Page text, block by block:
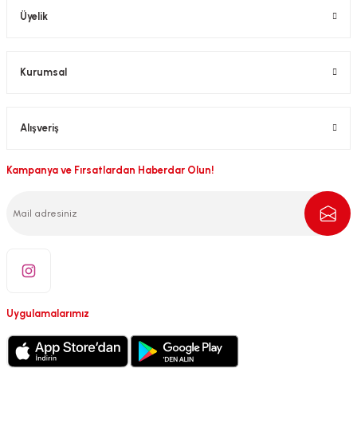
Üyelik
Kurumsal
Alışveriş
Kampanya ve Fırsatlardan Haberdar Olun!
Uygulamalarımız